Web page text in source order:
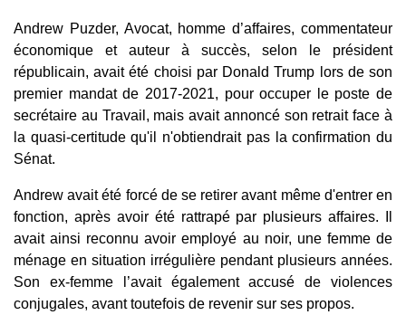
Andrew Puzder, Avocat, homme d’affaires, commentateur
économique et auteur à succès, selon le président
républicain, avait été choisi par Donald Trump lors de son
premier mandat de 2017-2021, pour occuper le poste de
secrétaire au Travail, mais avait annoncé son retrait face à
la quasi-certitude qu'il n'obtiendrait pas la confirmation du
Sénat.
Andrew avait été forcé de se retirer avant même d'entrer en
fonction, après avoir été rattrapé par plusieurs affaires. Il
avait ainsi reconnu avoir employé au noir, une femme de
ménage en situation irrégulière pendant plusieurs années.
Son ex-femme l’avait également accusé de violences
conjugales, avant toutefois de revenir sur ses propos.